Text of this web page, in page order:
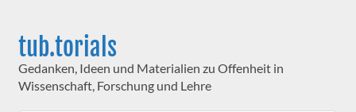
tub.torials
Gedanken, Ideen und Materialien zu Offenheit in
Wissenschaft, Forschung und Lehre